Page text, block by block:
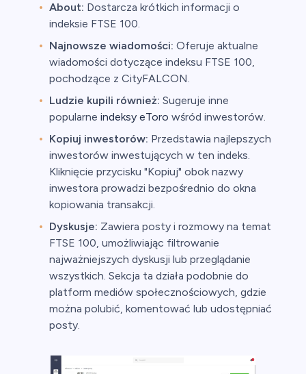
About: Dostarcza krótkich informacji o
indeksie FTSE 100.
Najnowsze wiadomości: Oferuje aktualne
wiadomości dotyczące indeksu FTSE 100,
pochodzące z CityFALCON.
Ludzie kupili również: Sugeruje inne
popularne indeksy eToro wśród inwestorów.
Kopiuj inwestorów: Przedstawia najlepszych
inwestorów inwestujących w ten indeks.
Kliknięcie przycisku "Kopiuj" obok nazwy
inwestora prowadzi bezpośrednio do okna
kopiowania transakcji.
Dyskusje: Zawiera posty i rozmowy na temat
FTSE 100, umożliwiając filtrowanie
najważniejszych dyskusji lub przeglądanie
wszystkich. Sekcja ta działa podobnie do
platform mediów społecznościowych, gdzie
można polubić, komentować lub udostępniać
posty.